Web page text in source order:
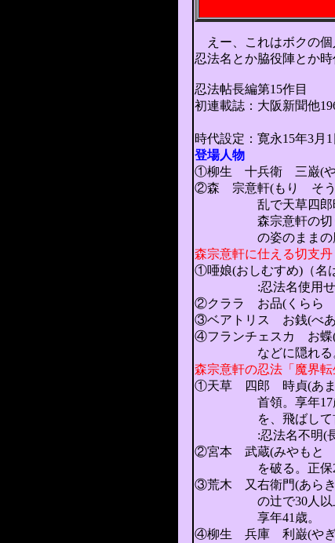
えー、これはボクの個
忍法名とか脇役陣とか
忍法帖長編第15作目
初連載誌：大阪新聞他
（山田
時代設定：寛永15年3月
登場人物
①柳生 十兵衛 三巌(や
②森 宗意軒(もり そう
乱で天草四郎時貞の
森宗意軒の切り取っ
の姿のままの魔人
森宗意軒に仕える切支丹
①唖娘(おしむすめ)（名
:忍法名使用せず
②クララ お品(くらら
③ベアトリス お銭(べあ
④フランチェスカ お蝶(
などに隠れる
森宗意軒の忍法「魔界
①天草 四郎 時貞(あま
首領。享年17歳位。
を、飛ばして首や
:忍法名不明(長く
②宮本 武蔵(みやもと
を破る。正保
③荒木 又右衛門(あらき
の辻で30人以上と戦
享年41歳。
④柳生 兵庫 利巌(やぎ